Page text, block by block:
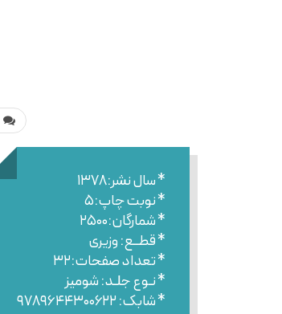
* سال نشر:۱۳۷۸
* نوبت چاپ:۵
* شمارگان:۲۵۰۰
* قطــع: وزیری
* تعداد صفحات:۳۲
* نـوع جلـد: شومیز
* شابک: ۹۷۸۹۶۴۴۳۰۰۶۲۲